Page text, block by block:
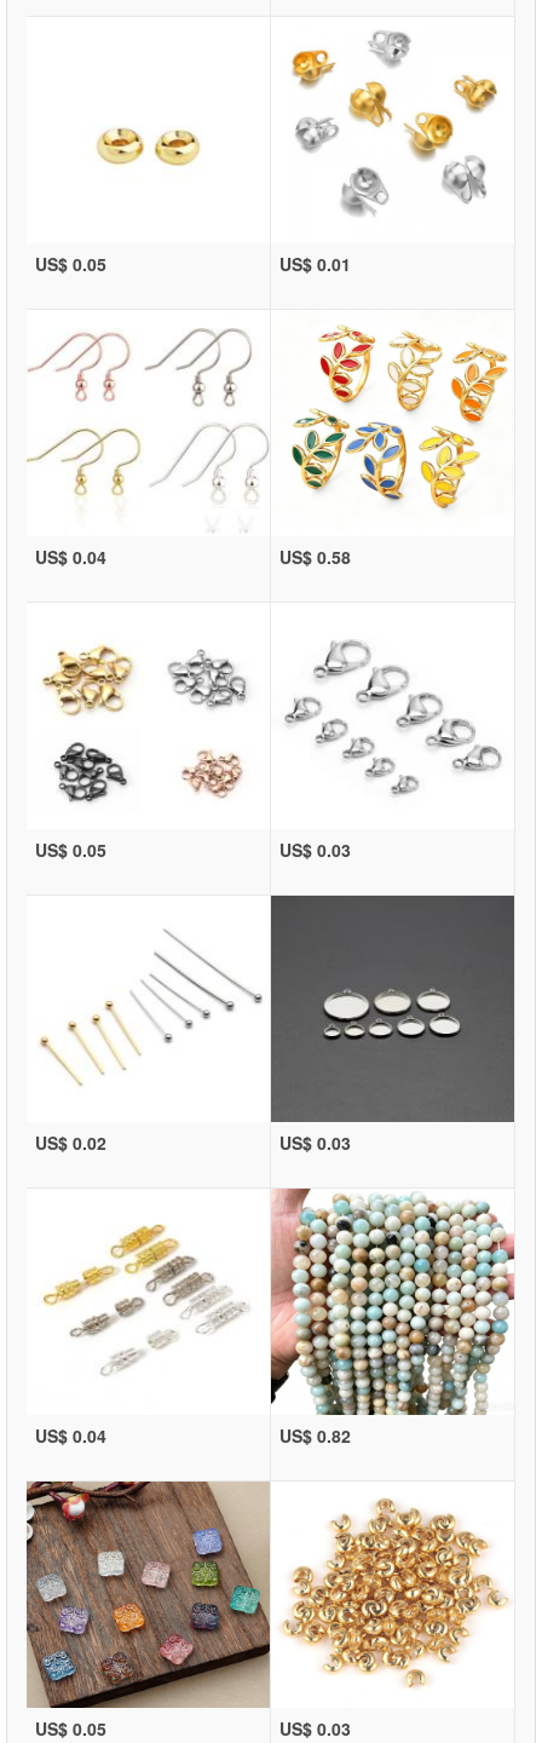
US$ 0.05 US$ 0.01
US$ 0.04 US$ 0.58
US$ 0.05 US$ 0.03
US$ 0.02 US$ 0.03
US$ 0.04 US$ 0.82
US$ 0.05 US$ 0.03